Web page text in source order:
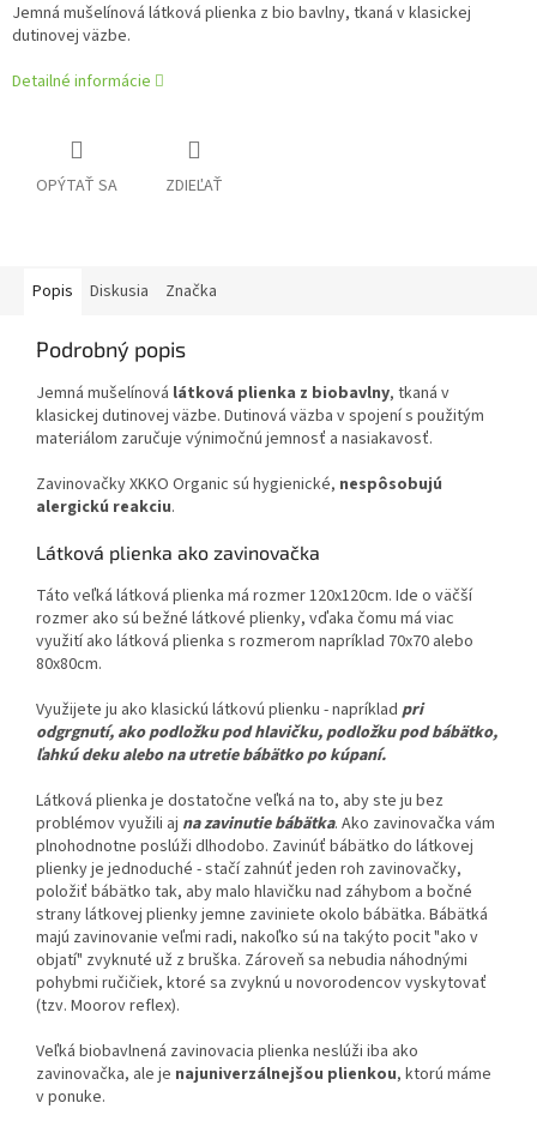
Jemná mušelínová látková plienka z bio bavlny, tkaná v klasickej
dutinovej väzbe.
Detailné informácie
OPÝTAŤ SA ZDIEĽAŤ
Popis Diskusia Značka
Podrobný popis
Jemná mušelínová látková plienka z biobavlny, tkaná v
klasickej dutinovej väzbe. Dutinová väzba v spojení s použitým
materiálom zaručuje výnimočnú jemnosť a nasiakavosť.
Zavinovačky XKKO Organic sú hygienické, nespôsobujú
alergickú reakciu.
Látková plienka ako zavinovačka
Táto veľká látková plienka má rozmer 120x120cm. Ide o väčší
rozmer ako sú bežné látkové plienky, vďaka čomu má viac
využití ako látková plienka s rozmerom napríklad 70x70 alebo
80x80cm.
Využijete ju ako klasickú látkovú plienku - napríklad pri
odgrgnutí, ako podložku pod hlavičku, podložku pod bábätko,
ľahkú deku alebo na utretie bábätko po kúpaní.
Látková plienka je dostatočne veľká na to, aby ste ju bez
problémov využili aj na zavinutie bábätka. Ako zavinovačka vám
plnohodnotne poslúži dlhodobo. Zavinúť bábätko do látkovej
plienky je jednoduché - stačí zahnúť jeden roh zavinovačky,
položiť bábätko tak, aby malo hlavičku nad záhybom a bočné
strany látkovej plienky jemne zaviniete okolo bábätka. Bábätká
majú zavinovanie veľmi radi, nakoľko sú na takýto pocit "ako v
objatí" zvyknuté už z bruška. Zároveň sa nebudia náhodnými
pohybmi ručičiek, ktoré sa zvyknú u novorodencov vyskytovať
(tzv. Moorov reflex).
Veľká biobavlnená zavinovacia plienka neslúži iba ako
zavinovačka, ale je najuniverzálnejšou plienkou, ktorú máme
v ponuke.